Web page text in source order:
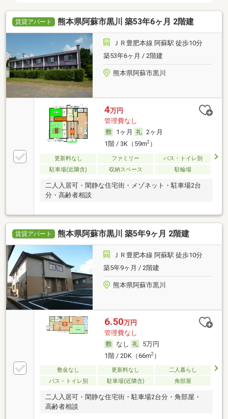
賃貸アパート 熊本県阿蘇市黒川 築53年6ヶ月 2階建
ＪＲ豊肥本線 阿蘇駅 徒歩10分
築53年6ヶ月 / 2階建
熊本県阿蘇市黒川
4万円
管理費なし
1ヶ月
2ヶ月
1階 / 3K（59m2）
更新料なし ファミリー
バス・トイレ別
駐車場(近隣含)
収納スペース 駐輪場
二人入居可・閑静な住宅街・メゾネット・駐車場2台
分・高齢者相談
賃貸アパート 熊本県阿蘇市黒川 築5年9ヶ月 2階建
ＪＲ豊肥本線 阿蘇駅 徒歩10分
築5年9ヶ月 / 2階建
熊本県阿蘇市黒川
6.50万円
管理費なし
なし
5万円
1階 / 2DK（66m2）
敷金なし 更新料なし
二人暮らし
バス・トイレ別
駐車場(近隣含) 角部屋
二人入居可・閑静な住宅街・駐車場2台分・角部屋・
高齢者相談